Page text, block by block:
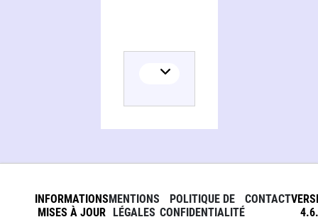
INFORMATIONS
MISES À JOUR
MENTIONS
LÉGALES
POLITIQUE DE
CONFIDENTIALITÉ
CONTACT